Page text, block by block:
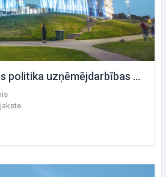
EkonM061 : Valsts politika uzņēmējdarbības un eksporta atbalstam